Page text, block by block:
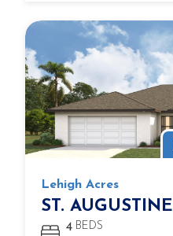
Lehigh Acres
ST. AUGUSTINE
4 BEDS